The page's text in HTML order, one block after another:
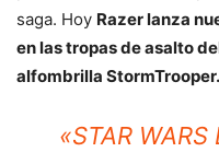
saga. Hoy Razer lanza
en las tropas de asalto
alfombrilla StormTrooper.
«STAR